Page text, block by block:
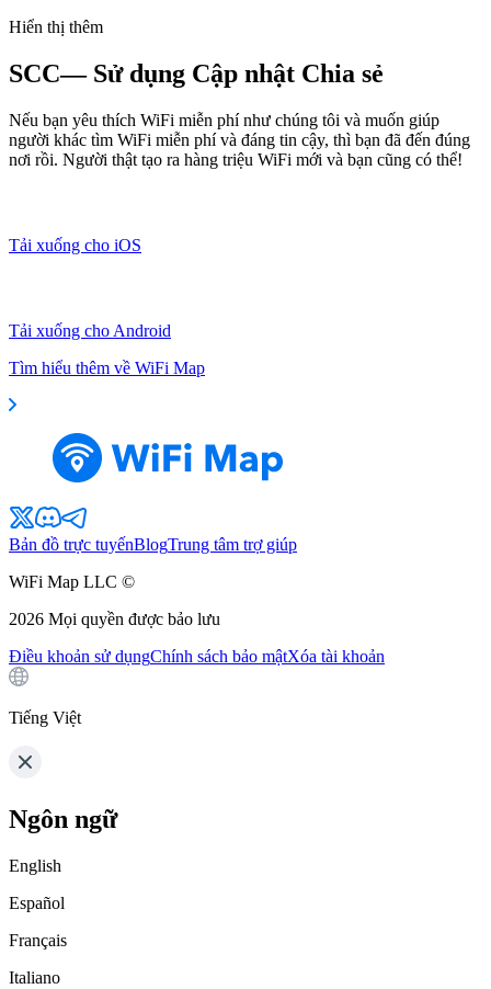
Hiển thị thêm
SCC— Sử dụng Cập nhật Chia sẻ
Nếu bạn yêu thích WiFi miễn phí như chúng tôi và muốn giúp
người khác tìm WiFi miễn phí và đáng tin cậy, thì bạn đã đến đúng
nơi rồi. Người thật tạo ra hàng triệu WiFi mới và bạn cũng có thể!
Tải xuống cho iOS
Tải xuống cho Android
Tìm hiểu thêm về WiFi Map
Bản đồ trực tuyếnBlogTrung tâm trợ giúp
WiFi Map LLC ©
2026 Mọi quyền được bảo lưu
Điều khoản sử dụngChính sách bảo mậtXóa tài khoản
Tiếng Việt
Ngôn ngữ
English
Español
Français
Italiano